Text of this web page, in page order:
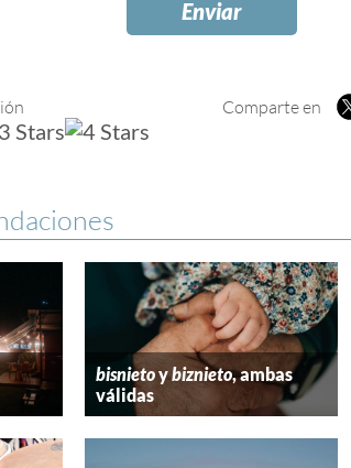
Comparte en
bisnietoybiznieto, ambas
válidas